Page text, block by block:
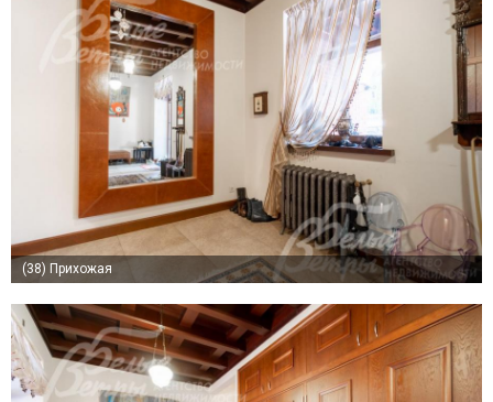
(38) Прихожая